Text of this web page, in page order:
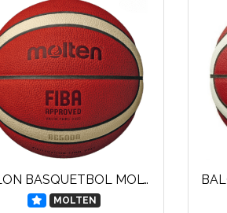
BALON BASQUETBOL MOLTEN BG5000
MOLTEN